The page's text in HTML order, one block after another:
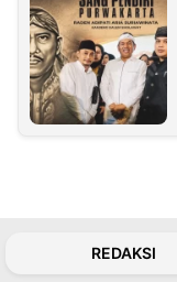
REDAKSI